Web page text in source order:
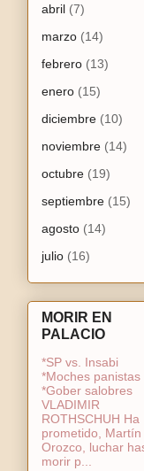
abril (7)
marzo (14)
febrero (13)
enero (15)
diciembre (10)
noviembre (14)
octubre (19)
septiembre (15)
agosto (14)
julio (16)
MORIR EN
PALACIO
*SP vs. Insabi
*Moches panistas
*Gober salobres
VLADIMIR
ROTHSCHUH Ha
prometido, Martín
Orozco, luchar
morir p...